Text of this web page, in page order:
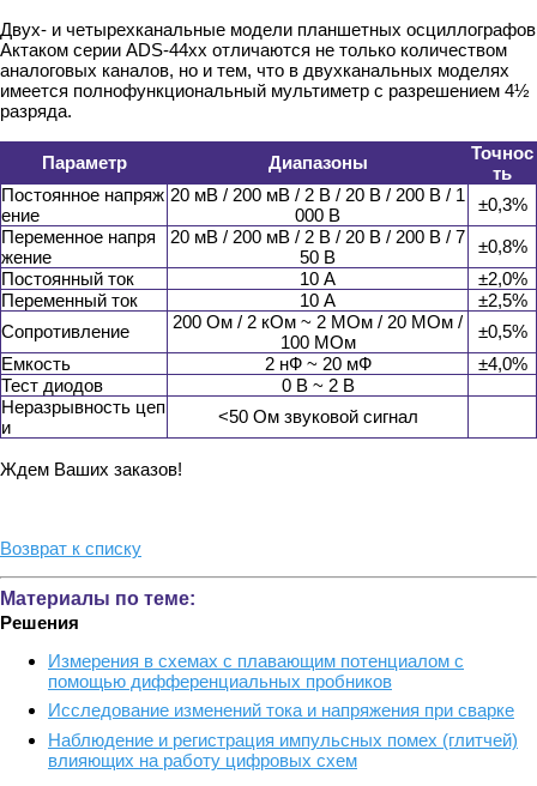
Двух- и четырехканальные модели планшетных осциллографов
Актаком серии ADS-44xx отличаются не только количеством
аналоговых каналов, но и тем, что в двухканальных моделях
имеется полнофункциональный мультиметр с разрешением 4½
разряда.
Параметр Диапазоны
Точнос
ть
Постоянное напряж
ение
20 мВ / 200 мВ / 2 В / 20 В / 200 В / 1
000 В
±0,3%
Переменное напря
жение
20 мВ / 200 мВ / 2 В / 20 В / 200 В / 7
50 В
±0,8%
Постоянный ток
10 А
±2,0%
Переменный ток
10 А
±2,5%
Сопротивление
200 Ом / 2 кОм ~ 2 МОм / 20 МОм /
100 МОм
±0,5%
Емкость
2 нФ ~ 20 мФ
±4,0%
Тест диодов
0 В ~ 2 В
Неразрывность цеп
и
<50 Ом звуковой сигнал
Ждем Ваших заказов!
Возврат к списку
Материалы по теме:
Решения
Измерения в схемах с плавающим потенциалом с
помощью дифференциальных пробников
Исследование изменений тока и напряжения при сварке
Наблюдение и регистрация импульсных помех (глитчей)
влияющих на работу цифровых схем